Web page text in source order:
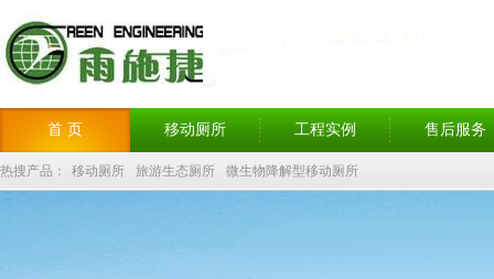
首 页 移动厕所 工程实例 售后服务
热搜产品： 移动厕所 旅游生态厕所 微生物降解型移动厕所